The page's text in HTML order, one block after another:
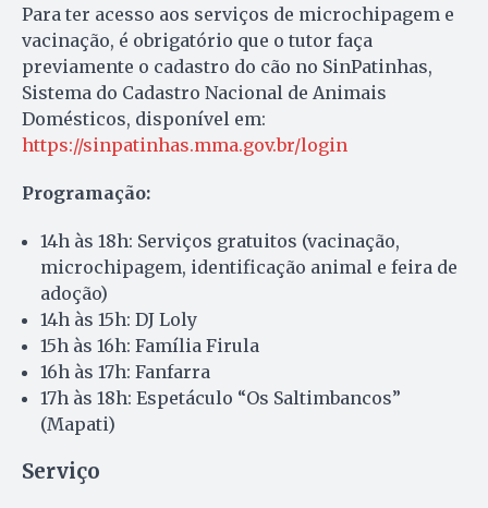
Para ter acesso aos serviços de microchipagem e
vacinação, é obrigatório que o tutor faça
previamente o cadastro do cão no SinPatinhas,
Sistema do Cadastro Nacional de Animais
Domésticos, disponível em:
https://sinpatinhas.mma.gov.br/login
Programação:
14h às 18h: Serviços gratuitos (vacinação,
microchipagem, identificação animal e feira de
adoção)
14h às 15h: DJ Loly
15h às 16h: Família Firula
16h às 17h: Fanfarra
17h às 18h: Espetáculo “Os Saltimbancos”
(Mapati)
Serviço